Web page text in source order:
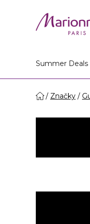
Summer Deals
Značky